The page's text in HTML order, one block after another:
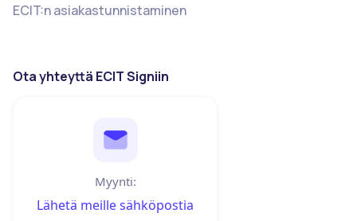
ECIT:n asiakastunnistaminen
Ota yhteyttä ECIT Signiin
Myynti:
Lähetä meille sähköpostia